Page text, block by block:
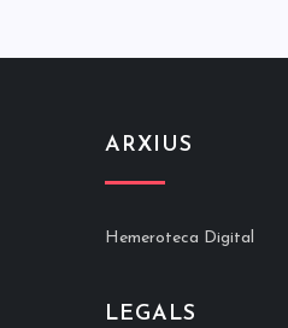
ARXIUS
Hemeroteca Digital
LEGALS